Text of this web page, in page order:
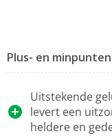
Plus- en minpunten
Uitstekende
levert een
heldere en